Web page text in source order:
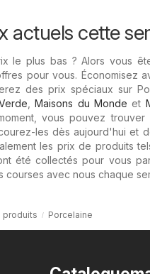
​​actuels cette
le plus bas ? Alors vous
pour vous. Économisez
des prix spéciaux sur
,Maisons du Monde et
vous pouvez trouver
les dès aujourd'hui et
les prix de produits
été collectés pour vous
avec nous chaque
produits Porcelaine